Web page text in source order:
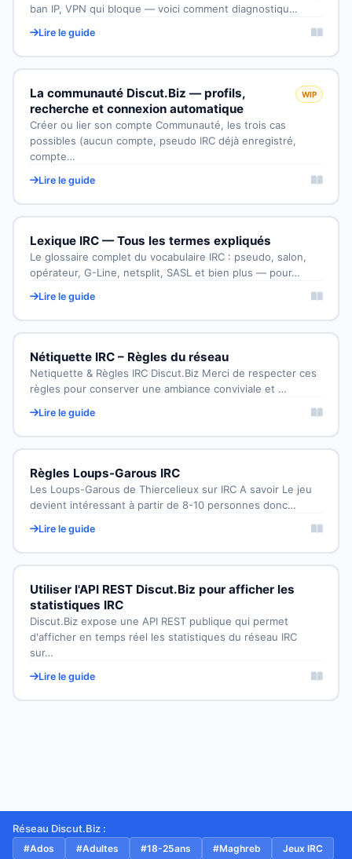
ban IP, VPN qui bloque — voici comment diagnostiqu…
Lire le guide
La communauté Discut.Biz — profils,
recherche et connexion automatique
WIP
Créer ou lier son compte Communauté, les trois cas
possibles (aucun compte, pseudo IRC déjà enregistré,
compte…
Lire le guide
Lexique IRC — Tous les termes expliqués
Le glossaire complet du vocabulaire IRC : pseudo, salon,
opérateur, G-Line, netsplit, SASL et bien plus — pour…
Lire le guide
Nétiquette IRC – Règles du réseau
Netiquette & Règles IRC Discut.Biz Merci de respecter ces
règles pour conserver une ambiance conviviale et …
Lire le guide
Règles Loups-Garous IRC
Les Loups-Garous de Thiercelieux sur IRC A savoir Le jeu
devient intéressant à partir de 8-10 personnes donc…
Lire le guide
Utiliser l'API REST Discut.Biz pour afficher les
statistiques IRC
Discut.Biz expose une API REST publique qui permet
d'afficher en temps réel les statistiques du réseau IRC
sur…
Lire le guide
Réseau Discut.Biz :
#Ados #Adultes #18-25ans #Maghreb Jeux IRC